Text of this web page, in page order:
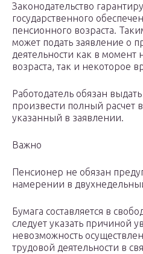
Законодательство
государственного
пенсионного возраста.
может подать заявление о
деятельности как в момент
возраста, так и некоторое
Работодатель обязан
произвести полный расчет
указанный в заявлении.
Важно
Пенсионер не обязан
намерении в
Бумага составляется в
следует указать причиной
невозможность
трудовой деятельности в